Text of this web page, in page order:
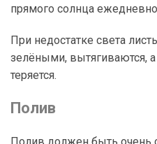
прямого солнца
При недостатке света
зелёными, вытягиваются,
теряется.
Полив
Полив должен быть очень